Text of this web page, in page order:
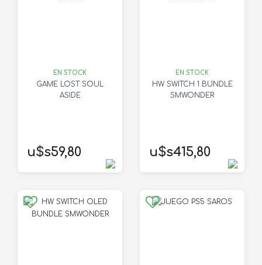
EN STOCK
GAME LOST SOUL
ASIDE
u$s59,80
EN STOCK
HW SWITCH 1 BUNDLE
SMWONDER
u$s415,80